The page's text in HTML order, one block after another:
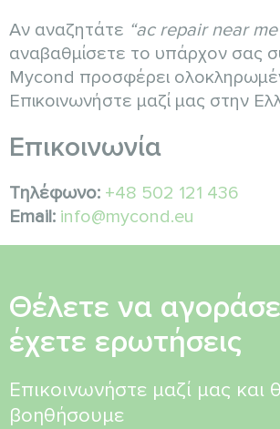
Αν αναζητάτε “ac repair near
αναβαθμίσετε το υπάρχον σας
Mycond προσφέρει
Επικοινωνήστε μαζί μας στην
Επικοινωνία
Τηλέφωνο: +48 502 121 436
Email: info@mycond.eu
Θέλετε να
έχετε ερωτήσεις
Επικοινωνήστε μαζί μας και
βοηθήσουμε